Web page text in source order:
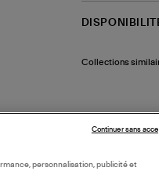
Collections
personnalisation, publicité et
Continuer sans